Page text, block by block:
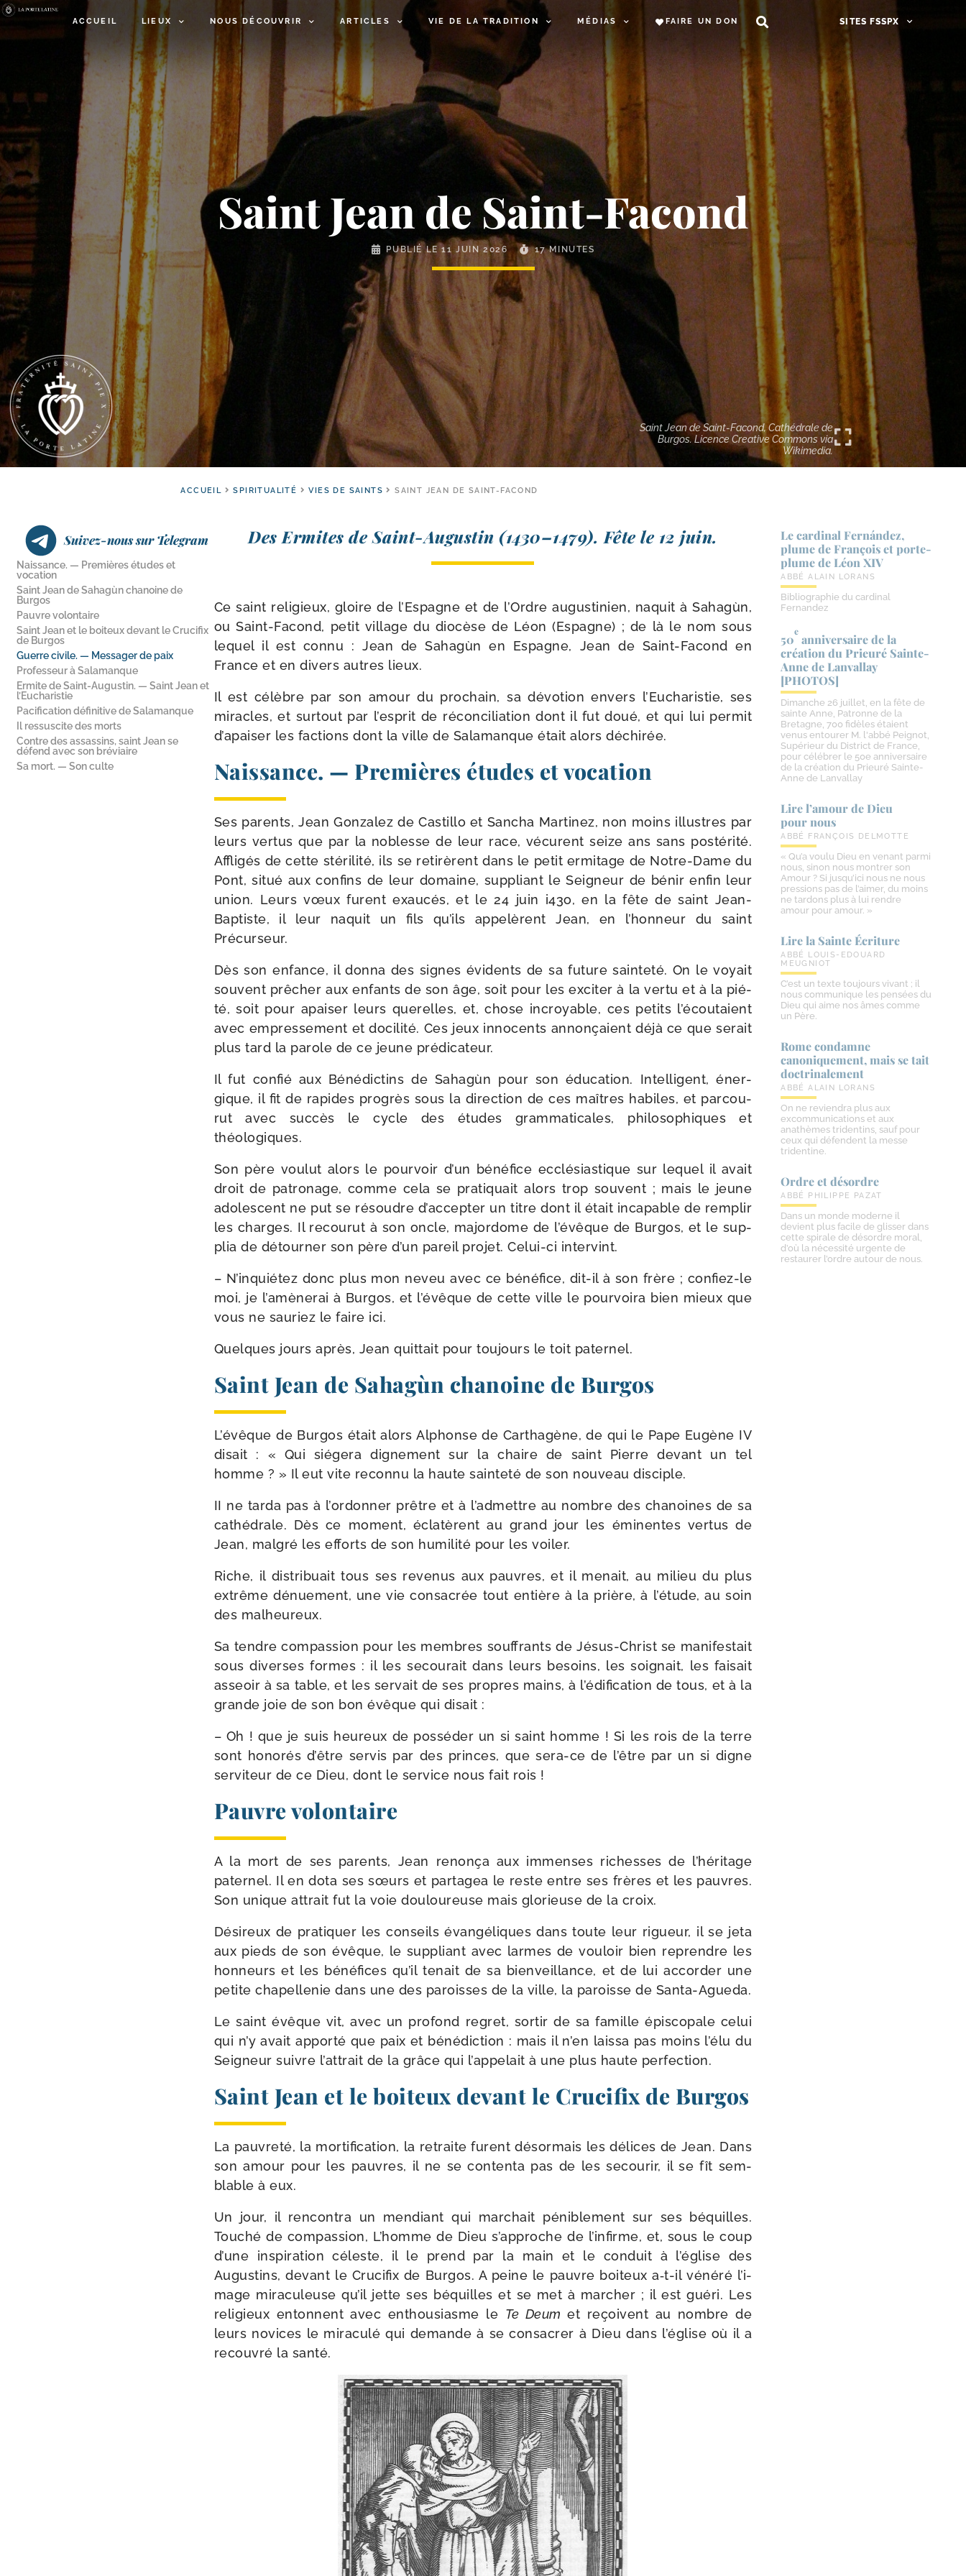
ACCUEIL LIEUX NOUS DÉCOUVRIR ARTICLES VIE DE LA TRADITION MÉDIAS FAIRE UN DON SITES FSSPX
Saint Jean de Saint-Facond
PUBLIÉ LE11 JUIN 2026 17 MINUTES
Saint Jean de Saint-Facond, Cathédrale de
Burgos. Licence Creative Commons via
Wikimedia.
ACCUEIL SPIRITUALITÉ VIES DE SAINTS SAINT JEAN DE SAINT-FACOND
Suivez-nous sur Telegram
Naissance. — Premières études et
vocation
Saint Jean de Sahagùn chanoine de
Burgos
Pauvre volontaire
Saint Jean et le boiteux devant le Crucifix
de Burgos
Guerre civile. — Messager de paix
Professeur à Salamanque
Ermite de Saint-​Augustin. — Saint Jean et
l’Eucharistie
Pacification définitive de Salamanque
Il ressuscite des morts
Contre des assassins, saint Jean se
défend avec son bréviaire
Sa mort. — Son culte
Des Ermites de Saint-​Augustin (1430–1479). Fête le 12 juin.
Ce saint reli­gieux, gloire de l’Espagne et de l’Ordre augus­ti­nien, naquit à Sahagùn,
ou Saint-​Facond, petit vil­lage du dio­cèse de Léon (Espagne) ; de là le nom sous
lequel il est connu : Jean de Sahagùn en Espagne, Jean de Saint-​Facond en
France et en divers autres lieux.
Il est célèbre par son amour du pro­chain, sa dévo­tion envers l’Eucharistie, ses
miracles, et sur­tout par l’esprit de récon­ci­lia­tion dont il fut doué, et qui lui per­mit
d’apaiser les fac­tions dont la ville de Salamanque était alors déchirée.
Naissance. — Premières études et vocation
Ses parents, Jean Gonzalez de Castillo et Sancha Martinez, non moins illustres par
leurs ver­tus que par la noblesse de leur race, vécurent seize ans sans pos­té­ri­té.
Affligés de cette sté­ri­li­té, ils se reti­rèrent dans le petit ermi­tage de Notre-​Dame du
Pont, situé aux confins de leur domaine, sup­pliant le Seigneur de bénir enfin leur
union. Leurs vœux furent exau­cés, et le 24 juin i43o, en la fête de saint Jean-​
Baptiste, il leur naquit un fils qu’ils appe­lèrent Jean, en l’honneur du saint
Précurseur.
Dès son enfance, il don­na des signes évi­dents de sa future sain­te­té. On le voyait
sou­vent prê­cher aux enfants de son âge, soit pour les exci­ter à la ver­tu et à la pié­
té, soit pour apai­ser leurs que­relles, et, chose incroyable, ces petits l’écoutaient
avec empres­se­ment et doci­li­té. Ces jeux inno­cents annon­çaient déjà ce que serait
plus tard la parole de ce jeune prédicateur.
Il fut confié aux Bénédictins de Sahagùn pour son édu­ca­tion. Intelligent, éner­
gique, il fit de rapides pro­grès sous la direc­tion de ces maîtres habiles, et par­cou­
rut avec suc­cès le cycle des études gram­ma­ti­cales, phi­lo­so­phiques et
théologiques.
Son père vou­lut alors le pour­voir d’un béné­fice ecclé­sias­tique sur lequel il avait
droit de patro­nage, comme cela se pra­ti­quait alors trop sou­vent ; mais le jeune
ado­les­cent ne put se résoudre d’accepter un titre dont il était inca­pable de rem­plir
les charges. Il recou­rut à son oncle, major­dome de l’é­vêque de Burgos, et le sup­
plia de détour­ner son père d’un pareil pro­jet. Celui-​ci intervint.
– N’inquiétez donc plus mon neveu avec ce béné­fice, dit-​il à son frère ; confiez-​le
moi, je l’amènerai à Burgos, et l’évêque de cette ville le pour­voi­ra bien mieux que
vous ne sau­riez le faire ici.
Quelques jours après, Jean quit­tait pour tou­jours le toit paternel.
Saint Jean de Sahagùn chanoine de Burgos
L’évêque de Burgos était alors Alphonse de Carthagène, de qui le Pape Eugène IV
disait : « Qui sié­ge­ra digne­ment sur la chaire de saint Pierre devant un tel
homme ? » Il eut vite recon­nu la haute sain­te­té de son nou­veau disciple.
II ne tar­da pas à l’ordonner prêtre et à l’admettre au nombre des cha­noines de sa
cathé­drale. Dès ce moment, écla­tèrent au grand jour les émi­nentes ver­tus de
Jean, mal­gré les efforts de son humi­li­té pour les voiler.
Riche, il dis­tri­buait tous ses reve­nus aux pauvres, et il menait, au milieu du plus
extrême dénue­ment, une vie consa­crée tout entière à la prière, à l’étude, au soin
des malheureux.
Sa tendre com­pas­sion pour les membres souf­frants de Jésus-​Christ se mani­fes­tait
sous diverses formes : il les secou­rait dans leurs besoins, les soi­gnait, les fai­sait
asseoir à sa table, et les ser­vait de ses propres mains, à l’édification de tous, et à la
grande joie de son bon évêque qui disait :
– Oh ! que je suis heu­reux de pos­sé­der un si saint homme ! Si les rois de la terre
sont hono­rés d’être ser­vis par des princes, que sera-​ce de l’être par un si digne
ser­vi­teur de ce Dieu, dont le ser­vice nous fait rois !
Pauvre volontaire
A la mort de ses parents, Jean renon­ça aux immenses richesses de l’héritage
pater­nel. Il en dota ses sœurs et par­ta­gea le reste entre ses frères et les pauvres.
Son unique attrait fut la voie dou­lou­reuse mais glo­rieuse de la croix.
Désireux de pra­ti­quer les conseils évan­gé­liques dans toute leur rigueur, il se jeta
aux pieds de son évêque, le sup­pliant avec larmes de vou­loir bien reprendre les
hon­neurs et les béné­fices qu’il tenait de sa bien­veillance, et de lui accor­der une
petite cha­pel­le­nie dans une des paroisses de la ville, la paroisse de Santa-Agueda.
Le saint évêque vit, avec un pro­fond regret, sor­tir de sa famille épis­co­pale celui
qui n’y avait appor­té que paix et béné­dic­tion : mais il n’en lais­sa pas moins l’élu du
Seigneur suivre l’attrait de la grâce qui l’ap­pe­lait à une plus haute perfection.
Saint Jean et le boiteux devant le Crucifix de Burgos
La pau­vre­té, la mor­ti­fi­ca­tion, la retraite furent désor­mais les délices de Jean. Dans
son amour pour les pauvres, il ne se conten­ta pas de les secou­rir, il se fît sem­
blable à eux.
Un jour, il ren­con­tra un men­diant qui mar­chait péni­ble­ment sur ses béquilles.
Touché de com­pas­sion, L’homme de Dieu s’approche de l’infirme, et, sous le coup
d’une ins­pi­ra­tion céleste, il le prend par la main et le conduit à l’église des
Augustins, devant le Crucifix de Burgos. A peine le pauvre boi­teux a‑t-​il véné­ré l’i­
mage mira­cu­leuse qu’il jette ses béquilles et se met à mar­cher ; il est gué­ri. Les
reli­gieux entonnent avec enthou­siasme le Te Deumet reçoivent au nombre de
leurs novices le mira­cu­lé qui demande à se consa­crer à Dieu dans l’église où il a
recou­vré la santé.
Le cardinal Fernández,
plume de François et porte-​
plume de Léon XIV
ABBÉ ALAIN LORANS
Bibliographie du cardinal
Fernandez
50
e
anniversaire de la
création du Prieuré Sainte-​
Anne de Lanvallay
[PHOTOS]
Dimanche 26 juillet, en la fête de
sainte Anne, Patronne de la
Bretagne, 700 fidèles étaient
venus entourer M. l'abbé Peignot,
Supérieur du District de France,
pour célébrer le 50e anniversaire
de la création du Prieuré Sainte-
Anne de Lanvallay
Lire l’amour de Dieu
pour nous
ABBÉ FRANÇOIS DELMOTTE
« Qu’a voulu Dieu en venant parmi
nous, sinon nous montrer son
Amour ? Si jusqu’ici nous ne nous
pressions pas de l’aimer, du moins
ne tardons plus à lui rendre
amour pour amour. »
Lire la Sainte Écriture
ABBÉ LOUIS-EDOUARD
MEUGNIOT
C’est un texte toujours vivant ; il
nous communique les pensées du
Dieu qui aime nos âmes comme
un Père.
Rome condamne
canoniquement, mais se tait
doctrinalement
ABBÉ ALAIN LORANS
On ne reviendra plus aux
excommunications et aux
anathèmes tridentins, sauf pour
ceux qui défendent la messe
tridentine.
Ordre et désordre
ABBÉ PHILIPPE PAZAT
Dans un monde moderne il
devient plus facile de glisser dans
cette spirale de désordre moral,
d’où la nécessité urgente de
restaurer l’ordre autour de nous.